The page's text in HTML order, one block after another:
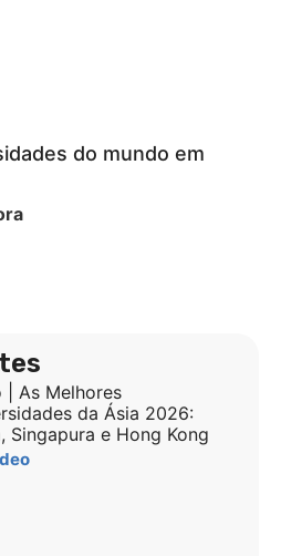
do mundo em
| As Melhores
da Ásia 2026:
Singapura e Hong Kong